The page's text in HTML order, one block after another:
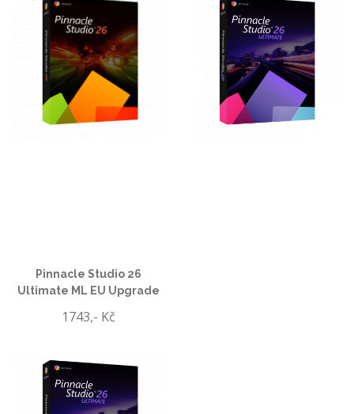
Pinnacle Studio 26
Ultimate ML EU Upgrade
1743,- Kč